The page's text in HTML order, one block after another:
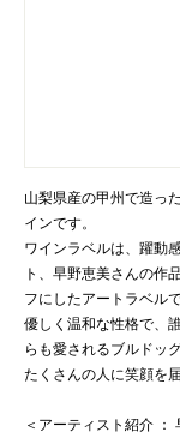
山梨県産の甲州で造っ
インです。
ワインラベルは、躍動
ト、早野恵美さんの作
フにしたアートラベル
優しく温和な性格で、
らも愛されるブルドッグ
たくさんの人に笑顔を
＜アーティスト紹介 ：